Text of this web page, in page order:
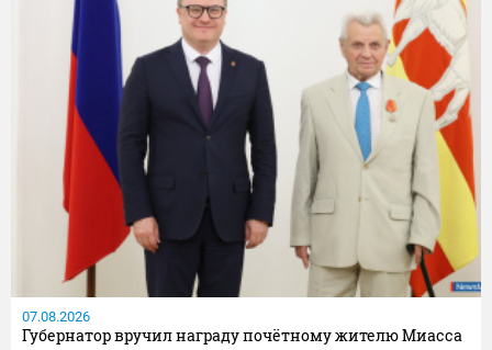
07.08.2026
Губернатор вручил награду почётному жителю Миасса